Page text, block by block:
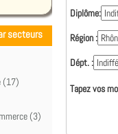
secteurs
(17)
(3)
Diplôme:
Région :
Dépt. :
Tapez vos